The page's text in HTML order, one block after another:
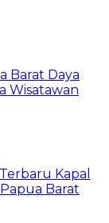
Barat Daya
Wisatawan
Kapal
Barat